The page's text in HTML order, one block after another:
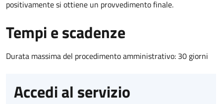
positivamente si ottiene un provvedimento finale.
Tempi e scadenze
Durata massima del procedimento amministrativo: 30 giorni
Accedi al servizio